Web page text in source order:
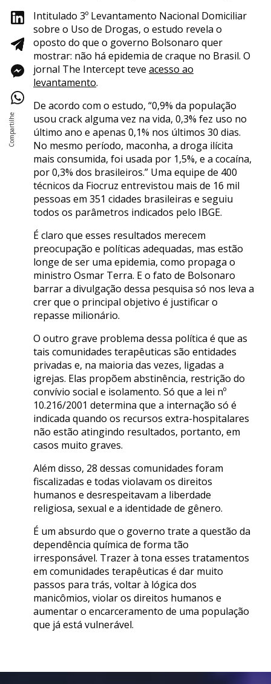
Intitulado 3º Levantamento Nacional Domiciliar
sobre o Uso de Drogas, o estudo revela o
oposto do que o governo Bolsonaro quer
mostrar: não há epidemia de craque no Brasil. O
jornal The Intercept teve acesso ao
levantamento.
De acordo com o estudo, “0,9% da população
usou crack alguma vez na vida, 0,3% fez uso no
último ano e apenas 0,1% nos últimos 30 dias.
No mesmo período, maconha, a droga ilícita
mais consumida, foi usada por 1,5%, e a cocaína,
por 0,3% dos brasileiros.” Uma equipe de 400
técnicos da Fiocruz entrevistou mais de 16 mil
pessoas em 351 cidades brasileiras e seguiu
todos os parâmetros indicados pelo IBGE.
É claro que esses resultados merecem
preocupação e políticas adequadas, mas estão
longe de ser uma epidemia, como propaga o
ministro Osmar Terra. E o fato de Bolsonaro
barrar a divulgação dessa pesquisa só nos leva a
crer que o principal objetivo é justificar o
repasse milionário.
O outro grave problema dessa política é que as
tais comunidades terapêuticas são entidades
privadas e, na maioria das vezes, ligadas a
igrejas. Elas propõem abstinência, restrição do
convívio social e isolamento. Só que a lei nº
10.216/2001 determina que a internação só é
indicada quando os recursos extra-hospitalares
não estão atingindo resultados, portanto, em
casos muito graves.
Além disso, 28 dessas comunidades foram
fiscalizadas e todas violavam os direitos
humanos e desrespeitavam a liberdade
religiosa, sexual e a identidade de gênero.
É um absurdo que o governo trate a questão da
dependência química de forma tão
irresponsável. Trazer à tona esses tratamentos
em comunidades terapêuticas é dar muito
passos para trás, voltar à lógica dos
manicômios, violar os direitos humanos e
aumentar o encarceramento de uma população
que já está vulnerável.